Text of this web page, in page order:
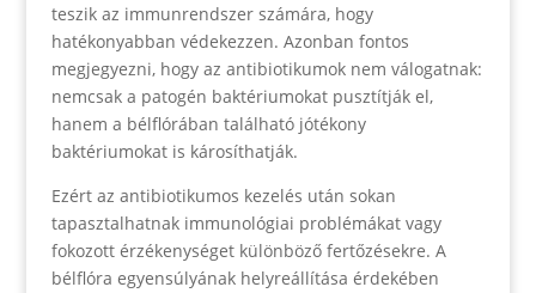
teszik az immunrendszer számára, hogy
hatékonyabban védekezzen. Azonban fontos
megjegyezni, hogy az antibiotikumok nem válogatnak:
nemcsak a patogén baktériumokat pusztítják el,
hanem a bélflórában található jótékony
baktériumokat is károsíthatják.
Ezért az antibiotikumos kezelés után sokan
tapasztalhatnak immunológiai problémákat vagy
fokozott érzékenységet különböző fertőzésekre. A
bélflóra egyensúlyának helyreállítása érdekében